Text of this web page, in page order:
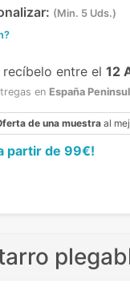
(Min. 5 Uds.)
entre el 12
en España
de una muestra al
partir de 99€!